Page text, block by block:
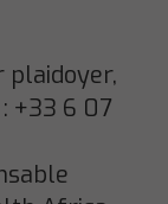
plaidoyer,
+33 6 07